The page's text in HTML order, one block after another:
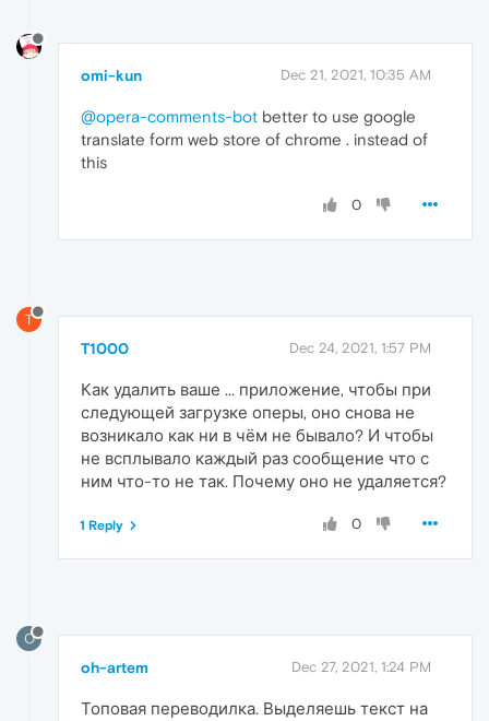
omi-kun Dec 21, 2021, 10:35 AM
@opera-comments-bot better to use google
translate form web store of chrome . instead of
this
0
T
T1000 Dec 24, 2021, 1:57 PM
Как удалить ваше ... приложение, чтобы при
следующей загрузке оперы, оно снова не
возникало как ни в чём не бывало? И чтобы
не всплывало каждый раз сообщение что с
ним что-то не так. Почему оно не удаляется?
0
1 Reply
O
oh-artem Dec 27, 2021, 1:24 PM
Топовая переводилка. Выделяешь текст на